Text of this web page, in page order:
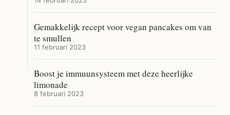
Gemakkelijk recept voor vegan pancakes om van
te smullen
11 februari 2023
Boost je immuunsysteem met deze heerlijke
limonade
8 februari 2023